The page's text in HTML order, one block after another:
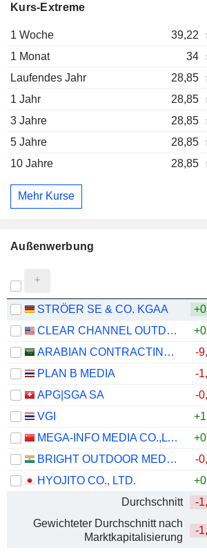
Kurs-Extreme
1 Woche 39,22
1 Monat
34
Laufendes Jahr
28,85
1 Jahr
28,85
3 Jahre
28,85
5 Jahre
28,85
10 Jahre
28,85
Mehr Kurse
Außenwerbung
STRÖER SE & CO. KGAA
CLEAR CHANNEL OUTDOOR HOLDINGS, INC.
ARABIAN CONTRACTING SERVICES COMPANY
-
PLAN B MEDIA
-
APG|SGA SA
-
VGI
MEGA-INFO MEDIA CO.,LTD.
BRIGHT OUTDOOR MEDIA LIMITED
-
HYOJITO CO., LTD.
Durchschnitt
-
Gewichteter Durchschnitt nach
Marktkapitalisierung
-